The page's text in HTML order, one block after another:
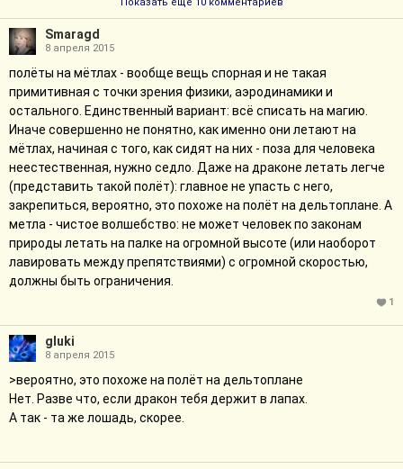
Smaragd
8 апреля 2015
полёты на мётлах - вообще вещь спорная и не такая
примитивная с точки зрения физики, аэродинамики и
остального. Единственный вариант: всё списать на магию.
Иначе совершенно не понятно, как именно они летают на
мётлах, начиная с того, как сидят на них - поза для человека
неестественная, нужно седло. Даже на драконе летать легче
(представить такой полёт): главное не упасть с него,
закрепиться, вероятно, это похоже на полёт на дельтоплане. А
метла - чистое волшебство: не может человек по законам
природы летать на палке на огромной высоте (или наоборот
лавировать между препятствиями) с огромной скоростью,
должны быть ограничения.
1
gluki
8 апреля 2015
>вероятно, это похоже на полёт на дельтоплане
Нет. Разве что, если дракон тебя держит в лапах.
А так - та же лошадь, скорее.